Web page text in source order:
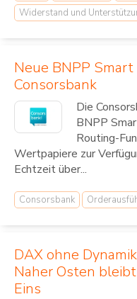
Widerstand und
Neue BNPP
Consorsbank
Die
BNPP
Routing-
Wertpapiere zur
Echtzeit über...
Consorsbank
DAX ohne
Naher Osten
Eins